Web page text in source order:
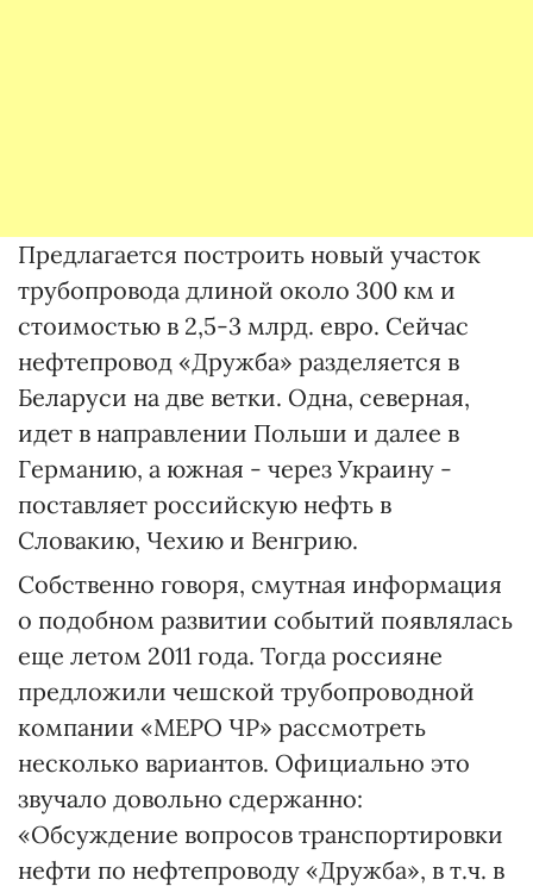
Предлагается построить новый участок
трубопровода длиной около 300 км и
стоимостью в 2,5-3 млрд. евро. Сейчас
нефтепровод «Дружба» разделяется в
Беларуси на две ветки. Одна, северная,
идет в направлении Польши и далее в
Германию, а южная - через Украину -
поставляет российскую нефть в
Словакию, Чехию и Венгрию.
Собственно говоря, смутная информация
о подобном развитии событий появлялась
еще летом 2011 года. Тогда россияне
предложили чешской трубопроводной
компании «МЕРО ЧР» рассмотреть
несколько вариантов. Официально это
звучало довольно сдержанно:
«Обсуждение вопросов транспортировки
нефти по нефтепроводу «Дружба», в т.ч. в